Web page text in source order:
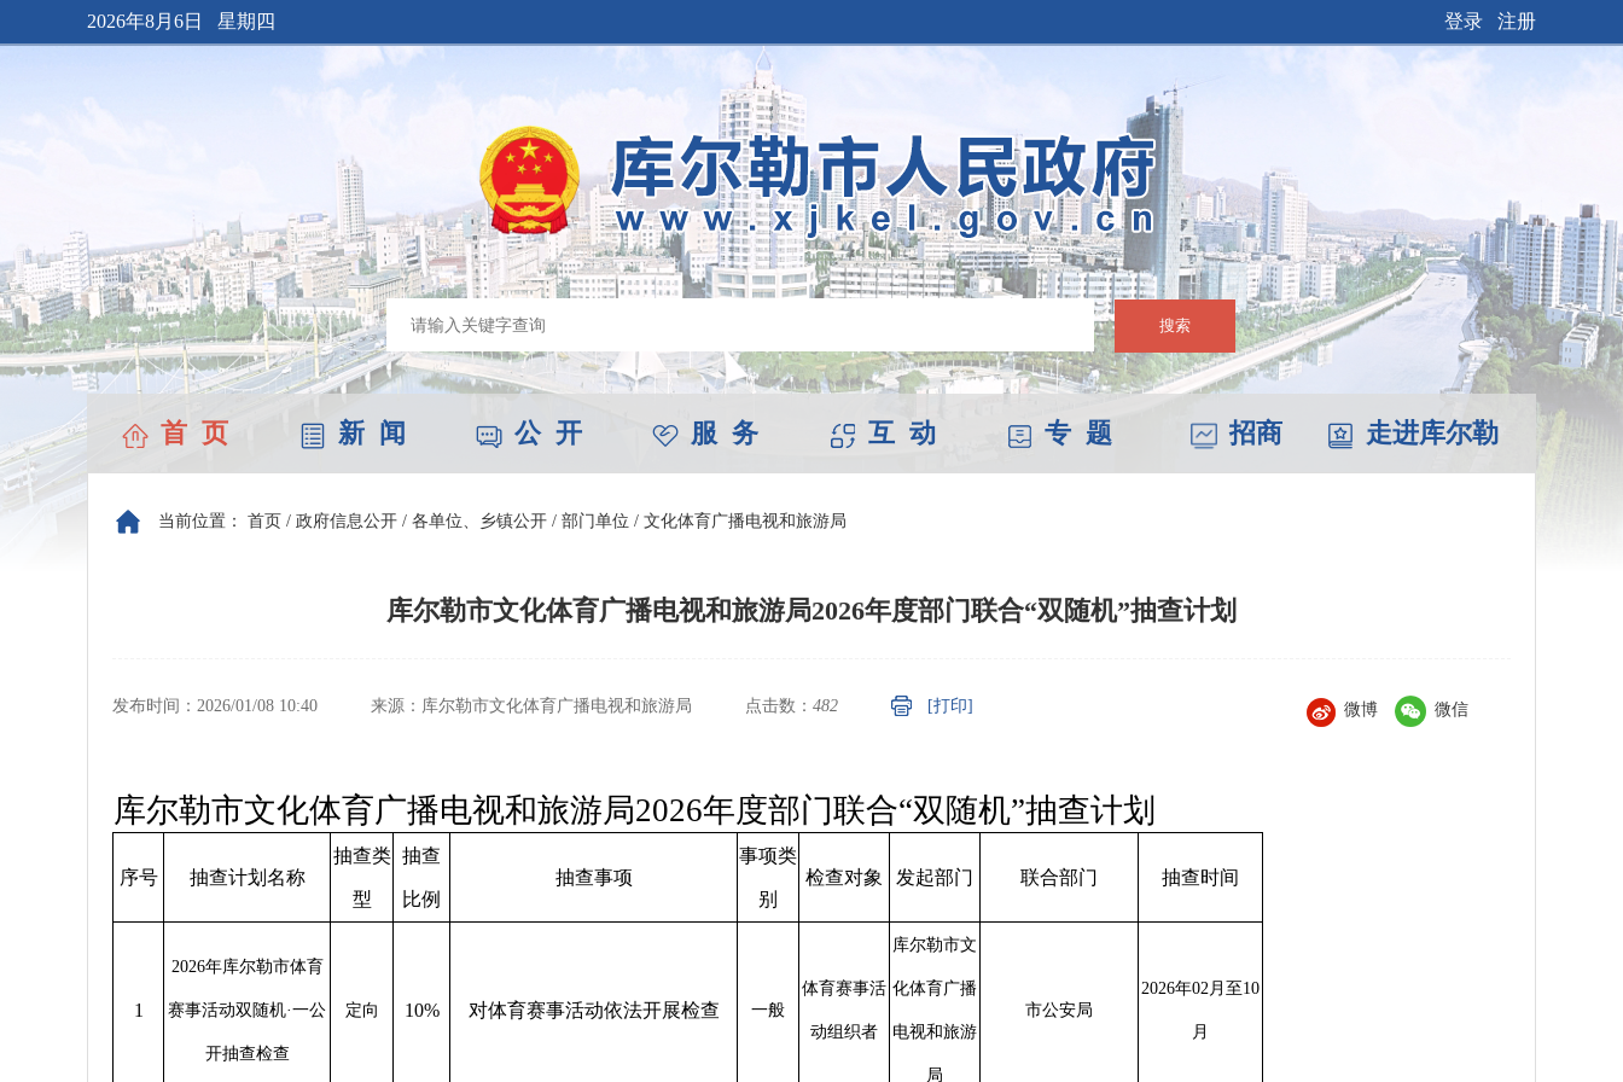
2026年8月6日 星期四 登录 注册
搜索
首 页 新 闻 公 开 服 务 互 动 专 题 招商 走进库尔勒
当前位置： 首页 / 政府信息公开 / 各单位、乡镇公开 / 部门单位 / 文化体育广播电视和旅游局
库尔勒市文化体育广播电视和旅游局2026年度部门联合“双随机”抽查计划
发布时间：2026/01/08 10:40 来源：库尔勒市文化体育广播电视和旅游局 点击数： 482 [打印] 微博 微信
库尔勒市文化体育广播电视和旅游局2026年度部门联合“双随机”抽查计划
序号 抽查计划名称
抽查类
型
抽查
比例
抽查事项
事项类
别
检查对象 发起部门 联合部门 抽查时间
1
2026年库尔勒市体育
赛事活动双随机·一公
开抽查检查
定向 10% 对体育赛事活动依法开展检查 一般
体育赛事活
动组织者
库尔勒市文
化体育广播
电视和旅游
局
市公安局
2026年02月至10
月